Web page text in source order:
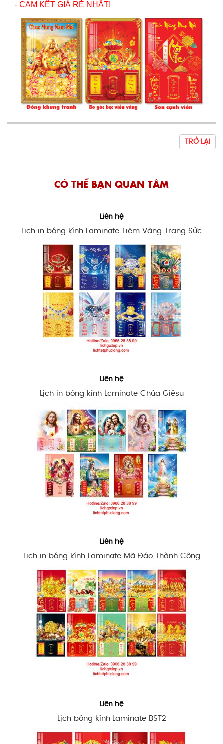
- CAM KẾT GIÁ RẺ NHẤT!
TRỞ LẠI
CÓ THỂ BẠN QUAN TÂM
Liên hệ
Lịch in bóng kính Laminate Tiệm Vàng Trang Sức
Liên hệ
Lịch in bóng kính Laminate Chúa Giêsu
Liên hệ
Lịch in bóng kính Laminate Mã Đáo Thành Công
Liên hệ
Lịch bóng kính Laminate BST2